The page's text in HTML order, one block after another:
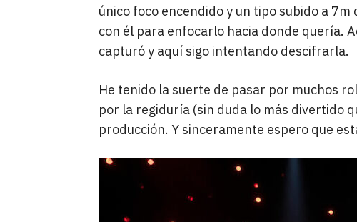
único foco encendido y un tipo subido a
con él para enfocarlo hacia donde quería.
capturó y aquí sigo intentando descifrarla.
He tenido la suerte de pasar por muchos
por la regiduría (sin duda lo más divertido
producción. Y sinceramente espero que